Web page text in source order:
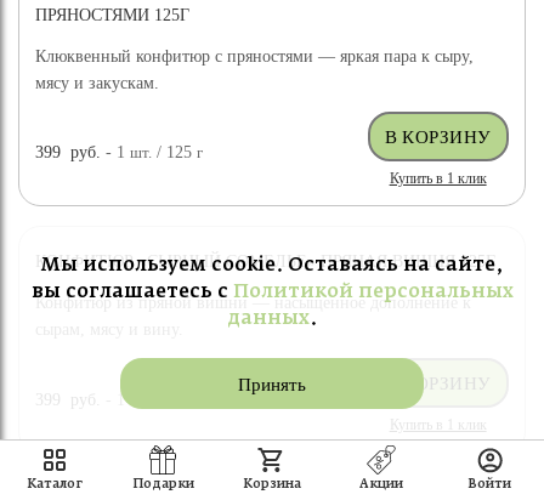
ПРЯНОСТЯМИ 125Г
Клюквенный конфитюр с пряностями — яркая пара к сыру,
мясу и закускам.
399 руб. - 1шт. / 125г
Купить в 1 клик
КОНФИТЮР «СЫРНЫЙ СОМЕЛЬЕ» ПРЯНАЯ ВИШНЯ 125Г
Конфитюр из пряной вишни — насыщенное дополнение к
399 руб. - 1
Купить в 1 клик
Мы используем cookie. Оставаясь на сайте,
вы соглашаетесь с Политикой персональных
данных.
Принять
Каталог Подарки Корзина Акции Войти